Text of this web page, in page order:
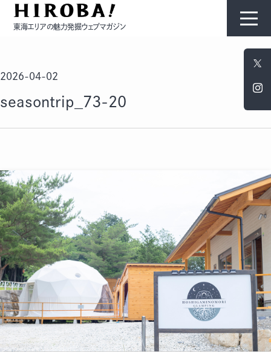
東海エリアの魅力発掘ウェブマガジン
コンテンツ
季節・まち まち・スポット
2026-04-02
seasontrip_73-20